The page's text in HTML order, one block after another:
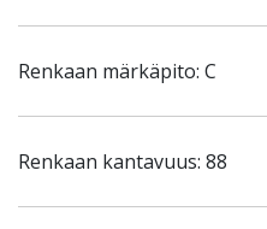
Renkaan märkäpito: C
Renkaan kantavuus: 88